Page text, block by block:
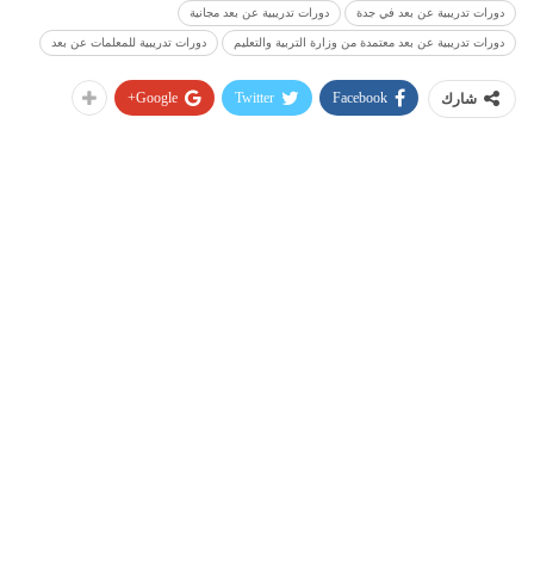
دورات تدريبية عن بعد في جدة دورات تدريبية عن بعد مجانية
دورات تدريبية عن بعد معتمدة من وزارة التربية والتعليم دورات تدريبية للمعلمات عن بعد
شارك Facebook
Twitter
Google+